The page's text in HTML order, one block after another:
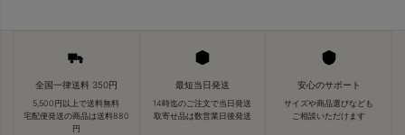
全国一律送料 350円
5,500円以上で送料無料
宅配便発送の商品は送料880
円
最短当日発送
14時迄のご注文で当日発送
取寄せ品は数営業日後発送
安心のサポート
サイズや商品選びなども
ご相談いただけます